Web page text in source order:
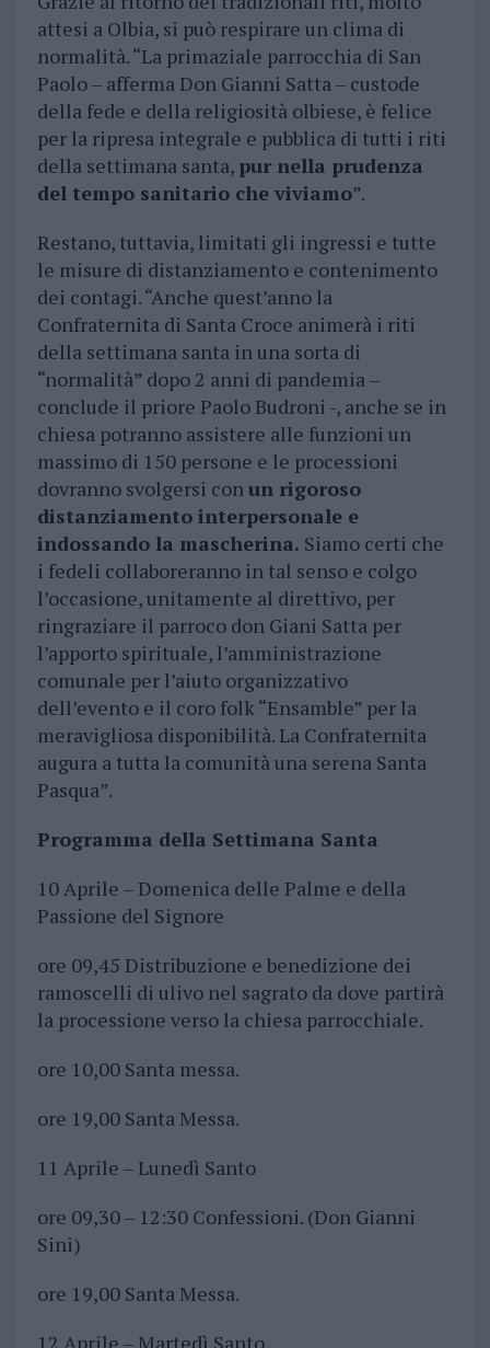
attesi a Olbia, si può respirare un clima di
normalità. “La primaziale parrocchia di San
Paolo – afferma Don Gianni Satta – custode
della fede e della religiosità olbiese, è felice
per la ripresa integrale e pubblica di tutti i riti
della settimana santa, pur nella prudenza
del tempo sanitario che viviamo”.
Restano, tuttavia, limitati gli ingressi e tutte
le misure di distanziamento e contenimento
dei contagi. “Anche quest’anno la
Confraternita di Santa Croce animerà i riti
della settimana santa in una sorta di
“normalità” dopo 2 anni di pandemia –
conclude il priore Paolo Budroni -, anche se in
chiesa potranno assistere alle funzioni un
massimo di 150 persone e le processioni
dovranno svolgersi conun rigoroso
distanziamento interpersonale e
indossando la mascherina. Siamo certi che
i fedeli collaboreranno in tal senso e colgo
l’occasione, unitamente al direttivo, per
ringraziare il parroco don Giani Satta per
l’apporto spirituale, l’amministrazione
comunale per l’aiuto organizzativo
dell’evento e il coro folk “Ensamble” per la
meravigliosa disponibilità. La Confraternita
augura a tutta la comunità una serena Santa
Pasqua”.
Programma della Settimana Santa
10 Aprile – Domenica delle Palme e della
Passione del Signore
ore 09,45 Distribuzione e benedizione dei
ramoscelli di ulivo nel sagrato da dove partirà
la processione verso la chiesa parrocchiale.
ore 10,00 Santa messa.
ore 19,00 Santa Messa.
11 Aprile – Lunedì Santo
ore 09,30 – 12:30 Confessioni. (Don Gianni
Sini)
ore 19,00 Santa Messa.